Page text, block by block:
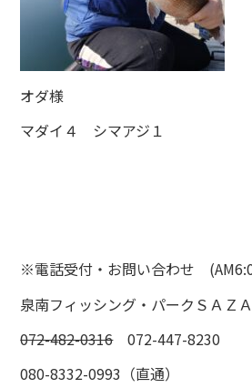
オダ様
マダイ４ シマアジ１
※電話受付・お問い合わせ
泉南フィッシング・パークＳＡＺ
072-482-0316072-447-8230
080-8332-0993（直通）